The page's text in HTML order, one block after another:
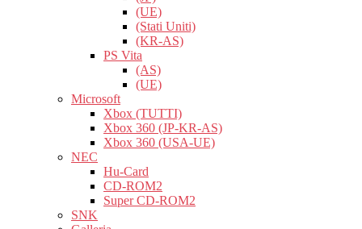
(UE)
(Stati Uniti)
(KR-AS)
PS Vita
(AS)
(UE)
Microsoft
Xbox (TUTTI)
Xbox 360 (JP-KR-AS)
Xbox 360 (USA-UE)
NEC
Hu-Card
CD-ROM2
Super CD-ROM2
SNK